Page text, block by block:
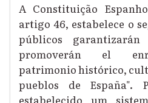
A Constituição
artigo 46, estabelece o
públicos
promoverán el
patrimonio histórico,
pueblos de España".
estabelecido um